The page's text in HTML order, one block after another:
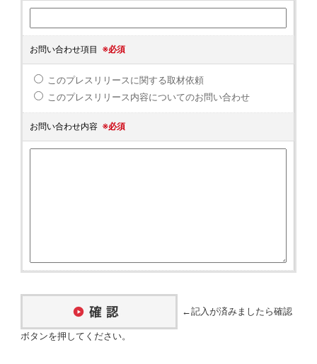
お問い合わせ項目 ※必須
このプレスリリースに関する取材依頼
このプレスリリース内容についてのお問い合わせ
お問い合わせ内容 ※必須
←記入が済みましたら確認
ボタンを押してください。